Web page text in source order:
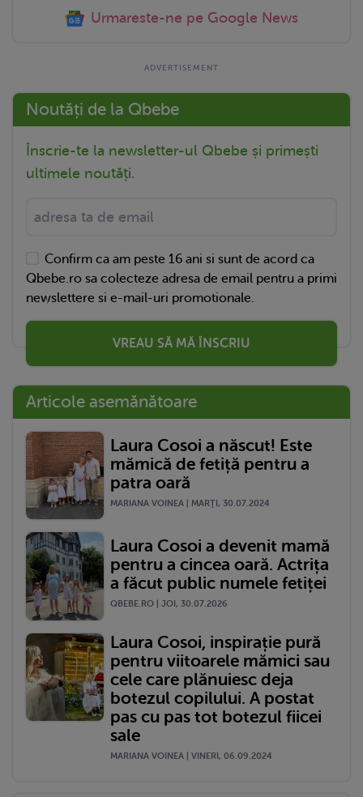
Urmareste-ne pe Google News
Noutăți de la Qbebe
Înscrie-te la newsletter-ul Qbebe și primești
ultimele noutăți.
Confirm ca am peste 16 ani si sunt de acord ca
Qbebe.ro sa colecteze adresa de email pentru a primi
newslettere si e-mail-uri promotionale.
VREAU SĂ MĂ ÎNSCRIU
Articole asemănătoare
Laura Cosoi a născut! Este
mămică de fetiță pentru a
patra oară
MARIANA VOINEA | MARŢI, 30.07.2024
Laura Cosoi a devenit mamă
pentru a cincea oară. Actrița
a făcut public numele fetiței
QBEBE.RO | JOI, 30.07.2026
Laura Cosoi, inspirație pură
pentru viitoarele mămici sau
cele care plănuiesc deja
botezul copilului. A postat
pas cu pas tot botezul fiicei
sale
MARIANA VOINEA | VINERI, 06.09.2024